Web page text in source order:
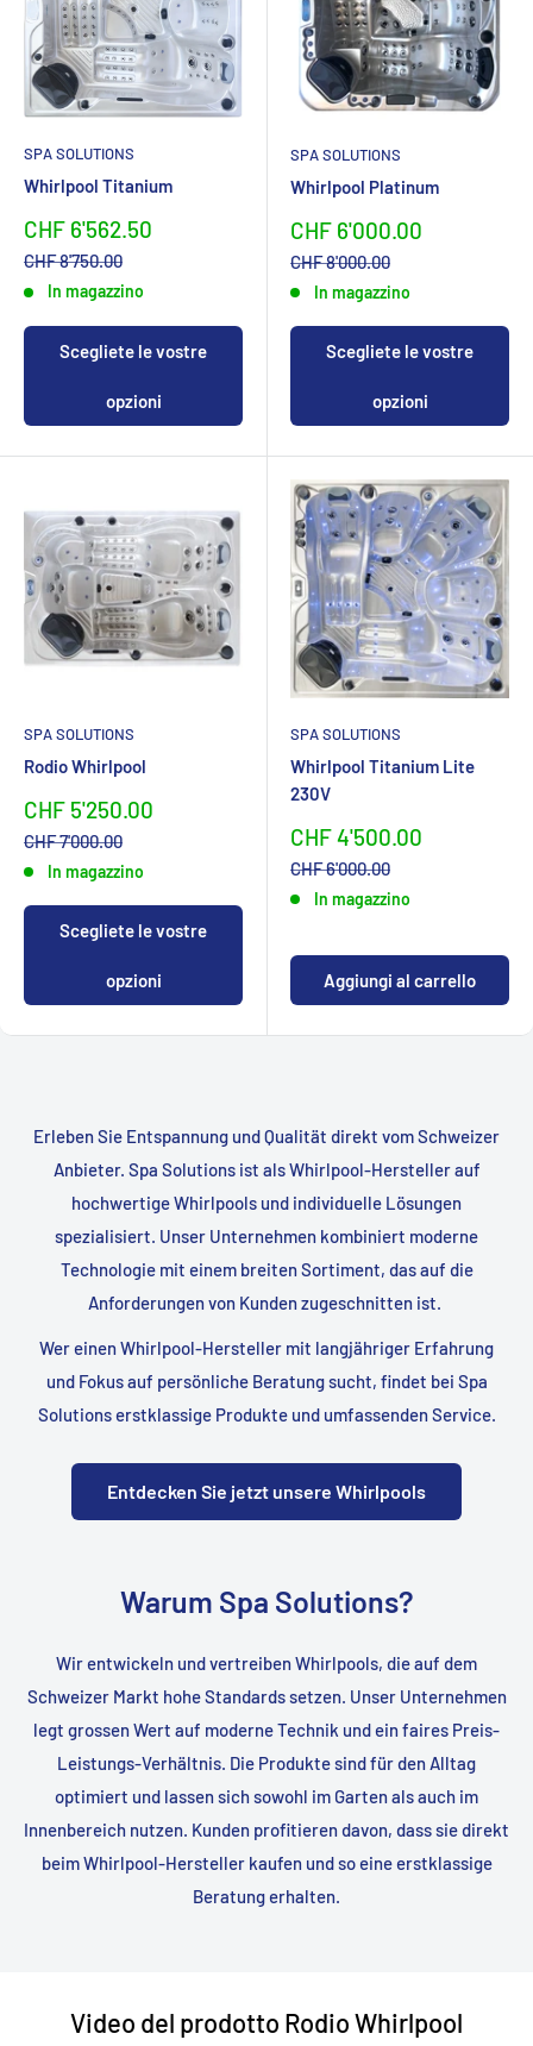
SPA SOLUTIONS
Whirlpool Titanium
Sonderpreis
CHF 6'562.50
Normalpreis
CHF 8'750.00
In magazzino
Scegliete le vostre
opzioni
SPA SOLUTIONS
Whirlpool Platinum
Sonderpreis
CHF 6'000.00
Normalpreis
CHF 8'000.00
In magazzino
Scegliete le vostre
opzioni
SPA SOLUTIONS
Rodio Whirlpool
Sonderpreis
CHF 5'250.00
Normalpreis
CHF 7'000.00
In magazzino
Scegliete le vostre
opzioni
SPA SOLUTIONS
Whirlpool Titanium Lite
230V
Sonderpreis
CHF 4'500.00
Normalpreis
CHF 6'000.00
In magazzino
Aggiungi al carrello
Erleben Sie Entspannung und Qualität direkt vom Schweizer
Anbieter. Spa Solutions ist als Whirlpool-Hersteller auf
hochwertige Whirlpools und individuelle Lösungen
spezialisiert. Unser Unternehmen kombiniert moderne
Technologie mit einem breiten Sortiment, das auf die
Anforderungen von Kunden zugeschnitten ist.
Wer einen Whirlpool-Hersteller mit langjähriger Erfahrung
und Fokus auf persönliche Beratung sucht, findet bei Spa
Solutions erstklassige Produkte und umfassenden Service.
Entdecken Sie jetzt unsere Whirlpools
Warum Spa Solutions?
Wir entwickeln und vertreiben Whirlpools, die auf dem
Schweizer Markt hohe Standards setzen. Unser Unternehmen
legt grossen Wert auf moderne Technik und ein faires Preis-
Leistungs-Verhältnis. Die Produkte sind für den Alltag
optimiert und lassen sich sowohl im Garten als auch im
Innenbereich nutzen. Kunden profitieren davon, dass sie direkt
beim Whirlpool-Hersteller kaufen und so eine erstklassige
Beratung erhalten.
Video del prodotto Rodio Whirlpool